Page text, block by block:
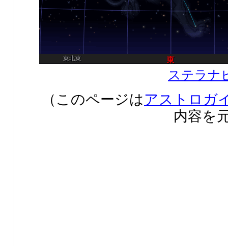
ステラナ
（このページはアストロガ
内容を